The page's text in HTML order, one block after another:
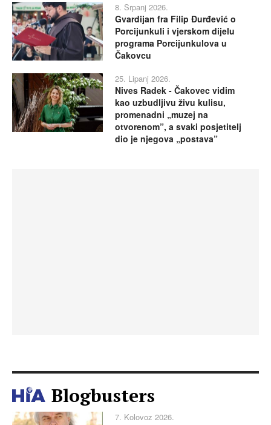
8. Srpanj 2026.
Gvardijan fra Filip Đurđević o
Porcijunkuli i vjerskom dijelu
programa Porcijunkulova u
Čakovcu
25. Lipanj 2026.
Nives Radek - Čakovec vidim
kao uzbudljivu živu kulisu,
promenadni „muzej na
otvorenom”, a svaki posjetitelj
dio je njegova „postava”
Blogbusters
7. Kolovoz 2026.